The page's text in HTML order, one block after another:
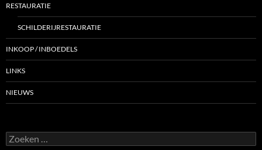
RESTAURATIE
SCHILDERIJRESTAURATIE
INKOOP / INBOEDELS
LINKS
NIEUWS
Zoeken
naar: